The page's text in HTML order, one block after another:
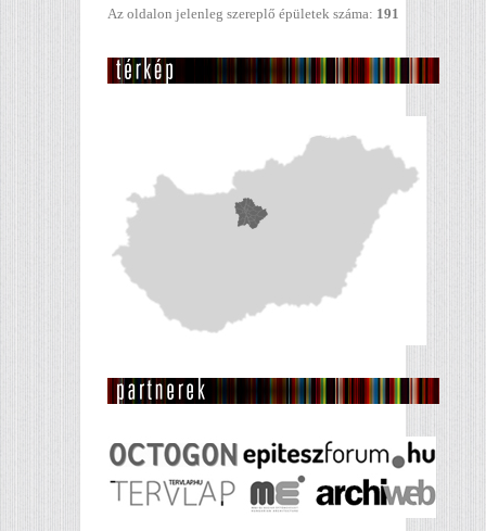
Az oldalon jelenleg szereplő épületek száma: 191